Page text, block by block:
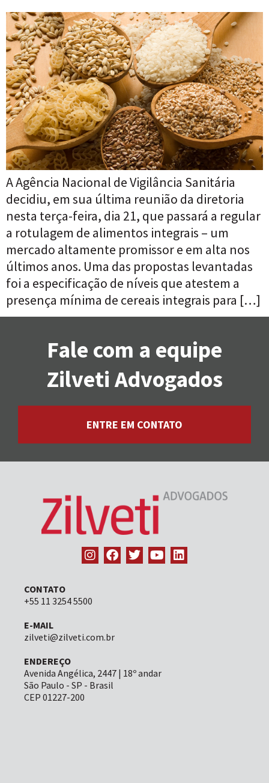
A Agência Nacional de Vigilância Sanitária
decidiu, em sua última reunião da diretoria
nesta terça-feira, dia 21, que passará a regular
a rotulagem de alimentos integrais – um
mercado altamente promissor e em alta nos
últimos anos. Uma das propostas levantadas
foi a especificação de níveis que atestem a
presença mínima de cereais integrais para […]
Fale com a equipe
Zilveti Advogados
ENTRE EM CONTATO
CONTATO
+55 11 3254 5500
E-MAIL
zilveti@zilveti.com.br
ENDEREÇO
Avenida Angélica, 2447 | 18º andar
São Paulo - SP - Brasil
CEP 01227-200